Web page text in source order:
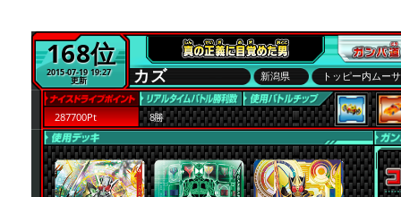
168位
2015-07-19 19:27
更新 カズ 新潟県 トッピー内ムー
287700Pt 8勝